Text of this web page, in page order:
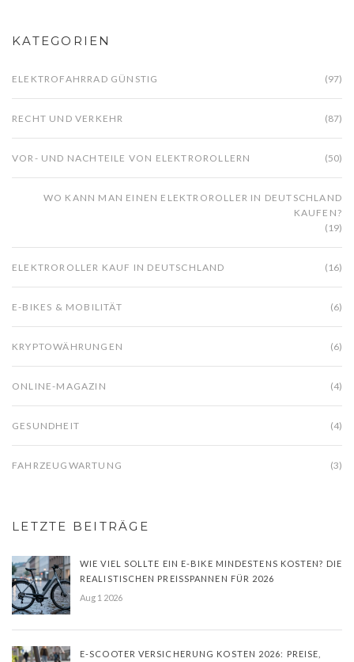
KATEGORIEN
ELEKTROFAHRRAD GÜNSTIG (97)
RECHT UND VERKEHR (87)
VOR- UND NACHTEILE VON ELEKTROROLLERN (50)
WO KANN MAN EINEN ELEKTROROLLER IN DEUTSCHLAND
KAUFEN?
(19)
ELEKTROROLLER KAUF IN DEUTSCHLAND (16)
E-BIKES & MOBILITÄT (6)
KRYPTOWÄHRUNGEN (6)
ONLINE-MAGAZIN (4)
GESUNDHEIT (4)
FAHRZEUGWARTUNG (3)
LETZTE BEITRÄGE
WIE VIEL SOLLTE EIN E-BIKE MINDESTENS KOSTEN? DIE
REALISTISCHEN PREISSPANNEN FÜR 2026
Aug 1 2026
E-SCOOTER VERSICHERUNG KOSTEN 2026: PREISE,